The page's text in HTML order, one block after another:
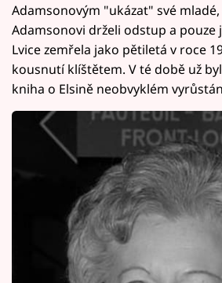
Adamsonovým "ukázat" své
Adamsonovi drželi odstup a pouze
Lvice zemřela jako pětiletá v roce
kousnutí klíštětem. V té době už
kniha o Elsině neobvyklém